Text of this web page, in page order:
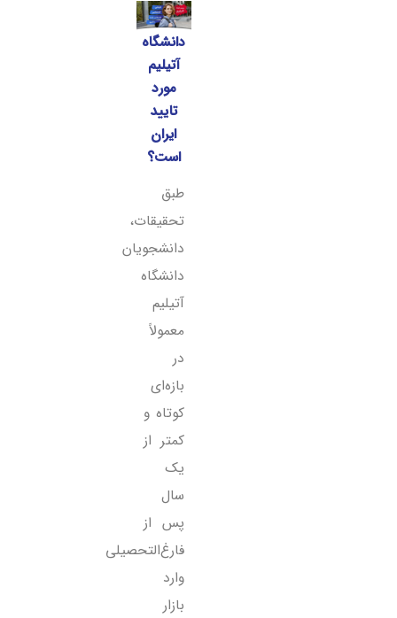
دانشگاه
آتیلیم
مورد
تایید
ایران
است؟
طبق
تحقیقات،
دانشجویان
دانشگاه
آتیلیم
معمولاً
در
بازه‌ای
کوتاه و
کمتر از
یک
سال
پس از
فارغ‌التحصیلی
وارد
بازار